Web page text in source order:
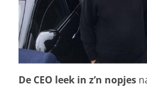
De CEO leek in z’n nopjes